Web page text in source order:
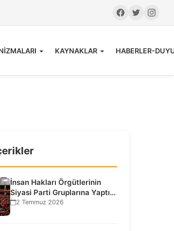
KAYNAKLAR HABERLER-
İnsan Hakları Örgütlerinin
Siyasi Parti Gruplarına Yaptığı
Ziyaretlere İlişkin
2 Temmuz 2026